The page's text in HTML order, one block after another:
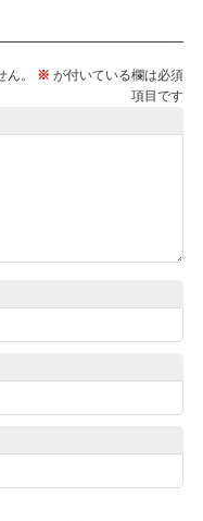
ん。 ※ が付いている欄は必須
項目です